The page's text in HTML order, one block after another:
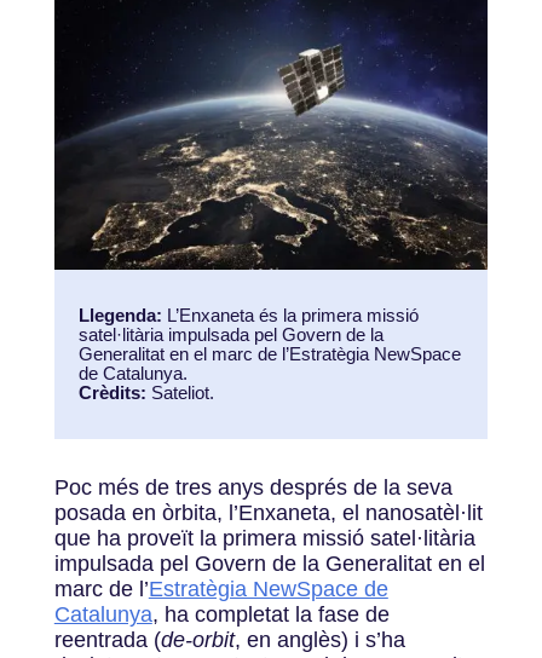
Llegenda: L’Enxaneta és la primera missió
satel·litària impulsada pel Govern de la
Generalitat en el marc de l’Estratègia NewSpace
de Catalunya.
Crèdits: Sateliot.
Poc més de tres anys després de la seva
posada en òrbita, l’Enxaneta, el nanosatèl·lit
que ha proveït la primera missió satel·litària
impulsada pel Govern de la Generalitat en el
marc de l’Estratègia NewSpace de
Catalunya, ha completat la fase de
reentrada (de-orbit, en anglès) i s’ha